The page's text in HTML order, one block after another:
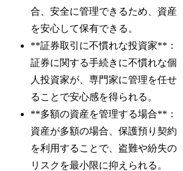
合、安全に管理できるため、資産
を安心して保有できる。
**証券取引に不慣れな投資家**：
証券に関する手続きに不慣れな個
人投資家が、専門家に管理を任せ
ることで安心感を得られる。
**多額の資産を管理する場合**：
資産が多額の場合、保護預り契約
を利用することで、盗難や紛失の
リスクを最小限に抑えられる。